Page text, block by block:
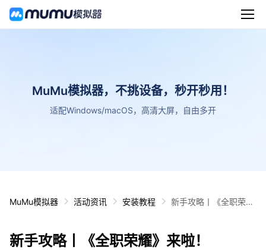
MuMu模拟器，不挑设备，秒开秒用！
适配Windows/macOS，高清大屏，自由多开
MuMu模拟器 活动资讯 安装教程
新手攻略丨《全职荣
新手攻略丨《全职荣耀》来啦！